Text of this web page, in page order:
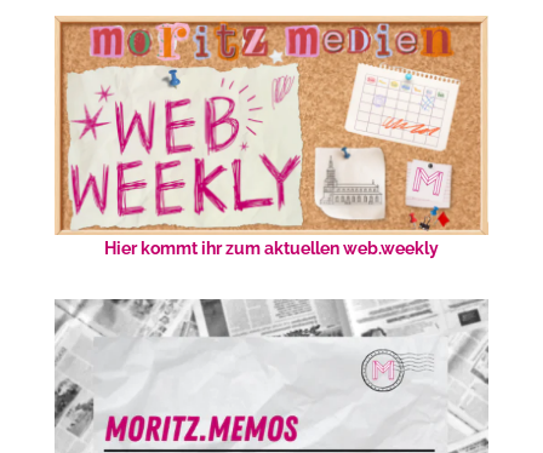
Hier kommt ihr zum aktuellen web.weekly